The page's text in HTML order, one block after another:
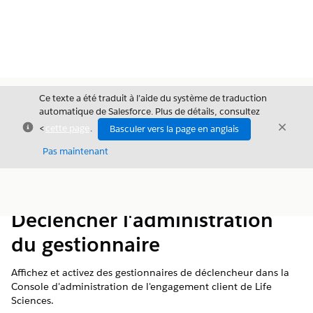
Fermer
Ce texte a été traduit à l’aide du système de traduction
automatique de Salesforce. Plus de détails, consultez
<cette page .
Basculer vers la page en anglais
Pas maintenant
Fermer
Déclencher l'administration
du gestionnaire
Affichez et activez des gestionnaires de déclencheur dans la
Console d'administration de l'engagement client de Life
Sciences.